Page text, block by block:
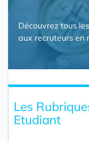
Découvrez tous
aux recruteurs en
Les
Etudiant